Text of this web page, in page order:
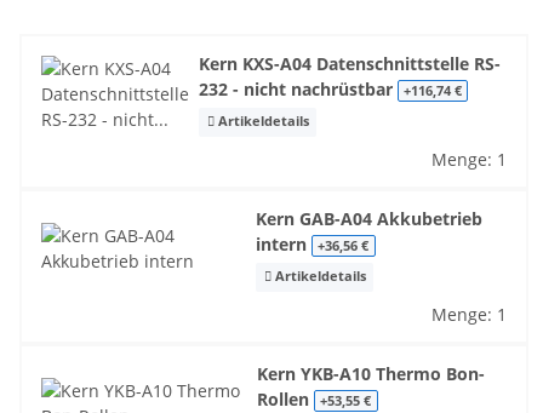
Kern KXS-A04 Datenschnittstelle RS-
232 - nicht nachrüstbar
+116,74 €
Artikeldetails
Menge: 1
Kern GAB-A04 Akkubetrieb
intern +36,56 €
Artikeldetails
Menge: 1
Kern YKB-A10 Thermo Bon-
Rollen +53,55 €